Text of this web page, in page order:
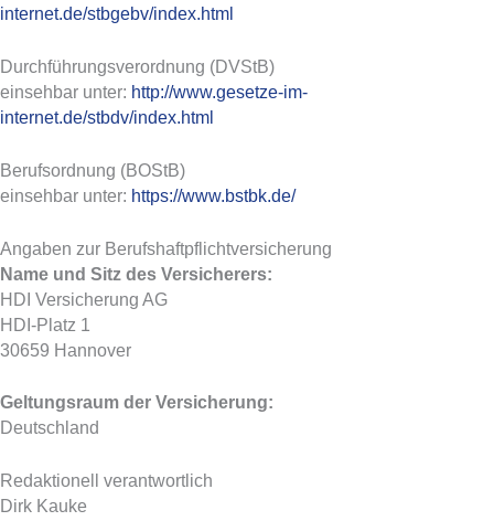
internet.de/stbgebv/index.html
Durchführungsverordnung (DVStB)
einsehbar unter: http://www.gesetze-im-
internet.de/stbdv/index.html
Berufsordnung (BOStB)
einsehbar unter: https://www.bstbk.de/
Angaben zur Berufs­haftpflicht­versicherung
Name und Sitz des Versicherers:
HDI Versicherung AG
HDI-Platz 1
30659 Hannover
Geltungsraum der Versicherung:
Deutschland
Redaktionell verantwortlich
Dirk Kauke